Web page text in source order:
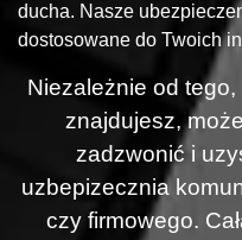
ducha. Nasze
dostosowane do Twoich
Niezależnie od
znajdujesz,
zadzwonić i
uzbepizecznia
czy firmowego.